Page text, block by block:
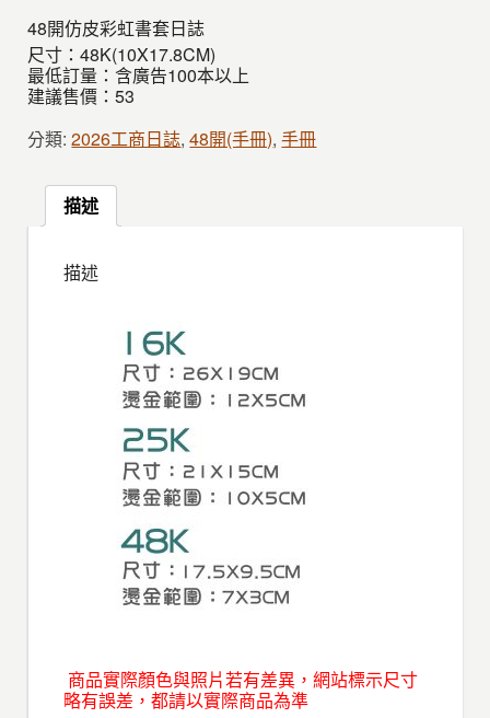
48開仿皮彩虹書套日誌
尺寸：48K(10X17.8CM)
最低訂量：含廣告100本以上
建議售價：53
分類:2026工商日誌,48開(手冊),手冊
描述
描述
商品實際顏色與照片若有差異，網站標示尺寸
略有誤差，都請以實際商品為準